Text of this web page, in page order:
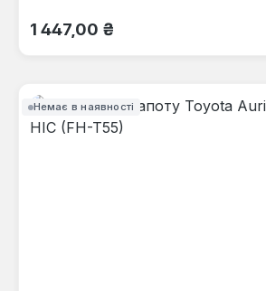
Звичайна ціна:
1 447,00 ₴
Немає в наявності